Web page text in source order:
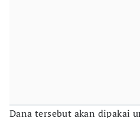
Dana tersebut akan dipakai